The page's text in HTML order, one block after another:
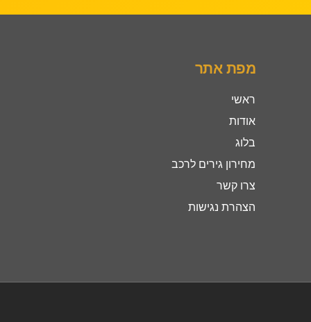
מפת אתר
ראשי
אודות
בלוג
מחירון גירים לרכב
צרו קשר
הצהרת נגישות